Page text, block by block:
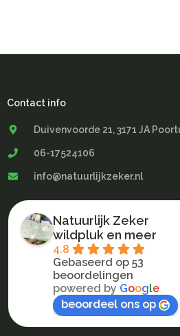
Contact info
Duivenvoorde 21, 3171 JA
06-17524106
info@natuurlijkzeker.nl
Natuurlijk Zeker
wildpluk en meer
4.8
Gebaseerd op 53
beoordelingen
powered by Google
beoordeel ons op